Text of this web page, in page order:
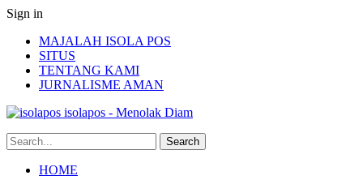
Sign in
MAJALAH ISOLA POS
SITUS
TENTANG KAMI
JURNALISME AMAN
isolapos - Menolak Diam
HOME